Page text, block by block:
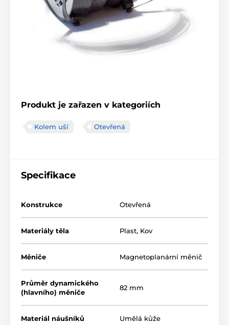
Produkt je zařazen v kategoriích
Kolem uší Otevřená
Specifikace
Konstrukce Otevřená
Materiály těla Plast, Kov
Měniče Magnetoplanární měnič
Průměr dynamického
(hlavního) měniče
82 mm
Materiál náušníků Umělá kůže